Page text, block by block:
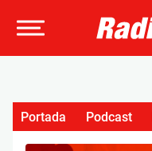
Portada Podcast